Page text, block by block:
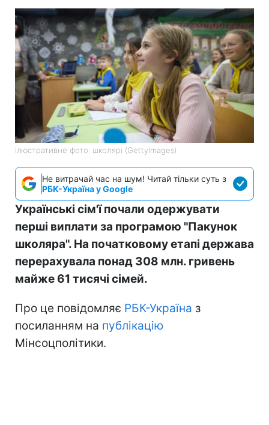
Ілюстративне фото: школярі (GettyImages)
Не витрачай час на шум! Читай тільки суть з
РБК-Україна у Google
Українські сім'ї почали одержувати
перші виплати за програмою "Пакунок
школяра". На початковому етапі держава
перерахувала понад 308 млн. гривень
майже 61 тисячі сімей.
Про це повідомляє РБК-Україна з
посиланням на публікацію
Мінсоцполітики.